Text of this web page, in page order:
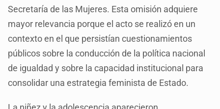
Secretaría de las Mujeres. Esta omisión adquiere
mayor relevancia porque el acto se realizó en un
contexto en el que persistían cuestionamientos
públicos sobre la conducción de la política nacional
de igualdad y sobre la capacidad institucional para
consolidar una estrategia feminista de Estado.